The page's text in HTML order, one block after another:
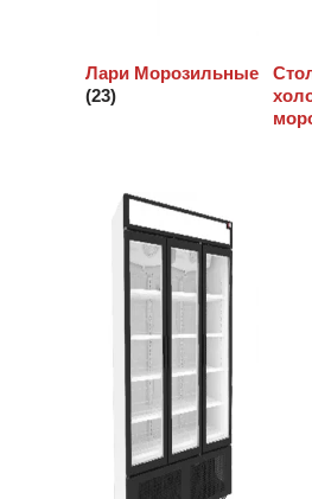
Лари Морозильные
(23)